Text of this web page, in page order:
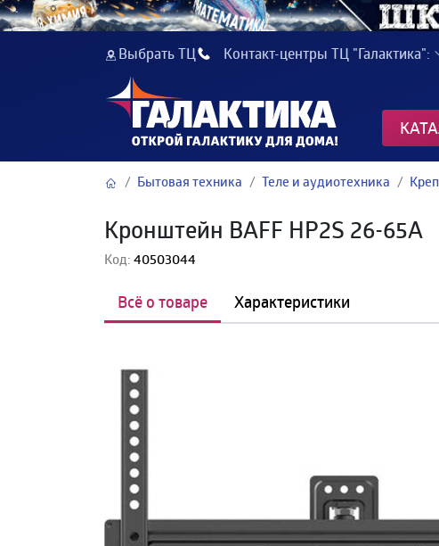
Выбрать ТЦ Контакт-центры ТЦ "Галактика":
Бытовая техника Теле и аудиотехника
Кронштейн BAFF HP2S 26-65A
Код:40503044
Всё о товаре Характеристики